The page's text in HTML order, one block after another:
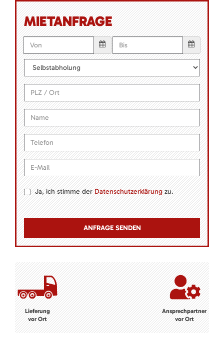
MIETANFRAGE
Ja, ich stimme derDatenschutzerklärungzu.
Lieferung
vor Ort
Ansprechpartner
vor Ort